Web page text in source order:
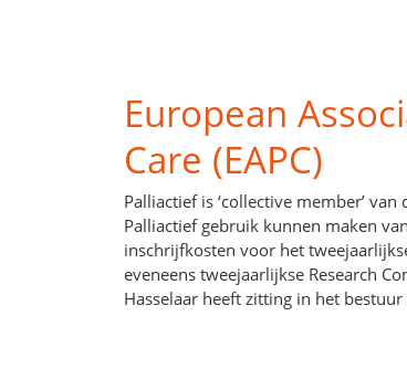
European
Care (EAPC)
Palliactief is ‘collective member’
Palliactief gebruik kunnen maken
inschrijfkosten voor het
eveneens tweejaarlijkse Research
Hasselaar heeft zitting in het bestuur